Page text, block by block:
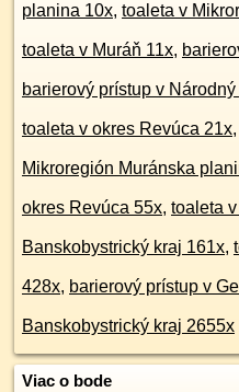
planina 10x, toaleta v
toaleta v Muráň 11x,
barierový prístup v
toaleta v okres Revúca 21x,
Mikroregión Muránska
okres Revúca 55x, toaleta
Banskobystrický kraj 161x,
428x, barierový prístup v
Banskobystrický kraj 2655x
Viac o bode